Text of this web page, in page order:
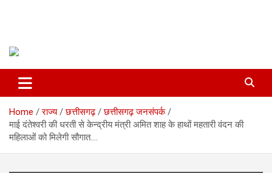
Home राज्य छत्तीसगढ़
छत्तीसगढ़ जनसंपर्क
माई दंतेश्वरी की धरती से केन्द्रीय मंत्री अमित शाह के हाथों महतारी वंदन की
महिलाओं को मिलेगी सौगात….